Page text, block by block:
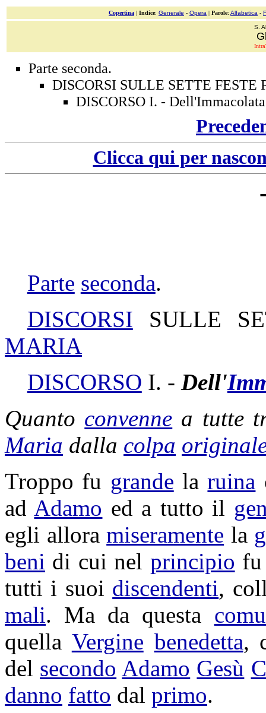
Copertina | Indice: Generale - Opera | Parole: Alfabetica -
S.
Parte seconda.
DISCORSI SULLE SETTE
DISCORSO I. -
Clicca qui per
Parte seconda.
DISCORSI SULLE
MARIA
DISCORSO I. - Dell'
Quanto convenne a tutte
Maria dalla colpa
Troppo fu grande laruina
ad Adamo ed a tutto il
egli alloramiseramente la
beni di cui nel principio
tutti i suoi discendenti,
mali. Ma da questa
quella Vergine benedetta,
del secondo Adamo Gesù
danno fatto dal primo.